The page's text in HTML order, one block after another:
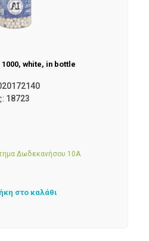
1000, white, in bottle
18723
Δωδεκανήσου 10Α
στο καλάθι